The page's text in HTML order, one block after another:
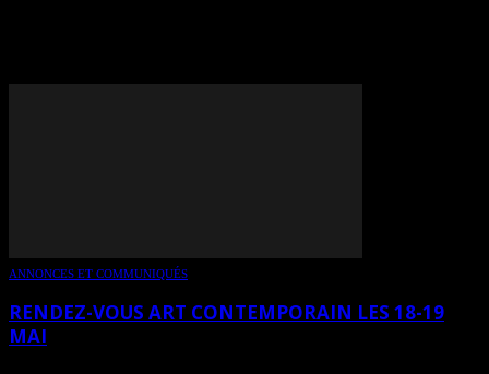
ANNONCES ET COMMUNIQUÉS
RENDEZ-VOUS ART CONTEMPORAIN LES 18-19
MAI